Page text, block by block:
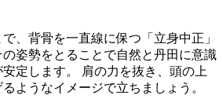
、背骨を一直線に保つ「立身中正」
姿勢をとることで自然と丹田に意識
定します。 肩の力を抜き、頭の上
ようなイメージで立ちましょう。